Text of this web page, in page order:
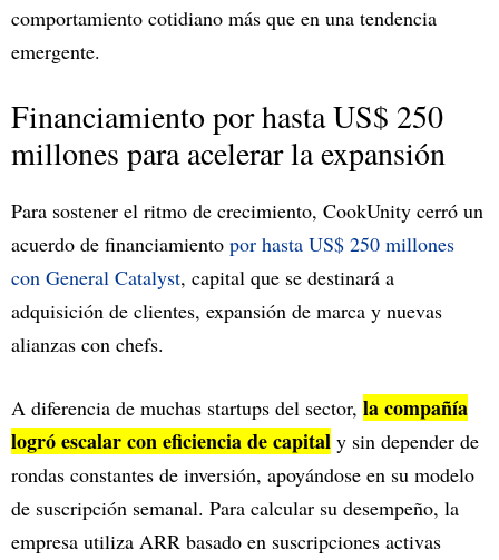
comportamiento cotidiano más que en una tendencia
emergente.
Financiamiento por hasta US$ 250
millones para acelerar la expansión
Para sostener el ritmo de crecimiento, CookUnity cerró un
acuerdo de financiamiento por hasta US$ 250 millones
con General Catalyst, capital que se destinará a
adquisición de clientes, expansión de marca y nuevas
alianzas con chefs.
A diferencia de muchas startups del sector, la compañía
logró escalar con eficiencia de capital y sin depender de
rondas constantes de inversión, apoyándose en su modelo
de suscripción semanal. Para calcular su desempeño, la
empresa utiliza ARR basado en suscripciones activas